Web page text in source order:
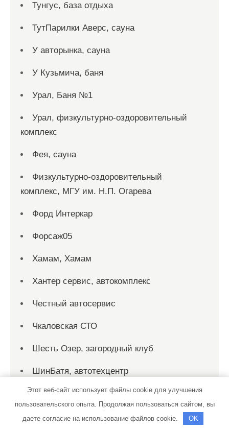
Тунгус, база отдыха
ТутПарилки Аверс, сауна
У авторынка, сауна
У Кузьмича, баня
Урал, Баня №1
Урал, физкультурно-оздоровительный
комплекс
Фея, сауна
Физкультурно-оздоровительный
комплекс, МГУ им. Н.П. Огарева
Форд Интеркар
Форсаж05
Хамам, Хамам
Хантер сервис, автокомплекс
Честный автосервис
Чкаловская СТО
Шесть Озер, загородный клуб
ШинБатя, автотехцентр
Шоколад, автомойка
Эдем, сауна
Этот веб-сайт использует файлы cookie для улучшения
пользовательского опыта. Продолжая пользоваться сайтом, вы
даете согласие на использование файлов cookie.
OK